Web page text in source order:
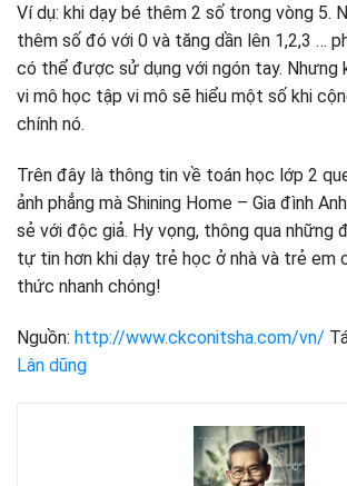
Ví dụ: khi dạy bé thêm 2 số trong vòng 5.
thêm số đó với 0 và tăng dần lên 1,2,3 …
có thể được sử dụng với ngón tay. Nhưng
vi mô học tập vi mô sẽ hiểu một số khi
chính nó.
Trên đây là thông tin về toán học lớp 2
ảnh phẳng mà Shining Home – Gia đình
sẻ với độc giả. Hy vọng, thông qua những
tự tin hơn khi dạy trẻ học ở nhà và trẻ em
thức nhanh chóng!
Nguồn: http://www.ckconitsha.com/vn/
Lân dũng